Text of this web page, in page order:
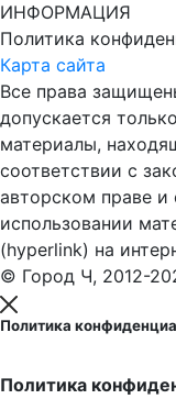
ИНФОРМАЦИЯ
Политика
Карта сайта
Все права
допускается
материалы,
соответствии с
авторском праве
использовании
(hyperlink) на
© Город Ч, 2012-
Политика
Политика